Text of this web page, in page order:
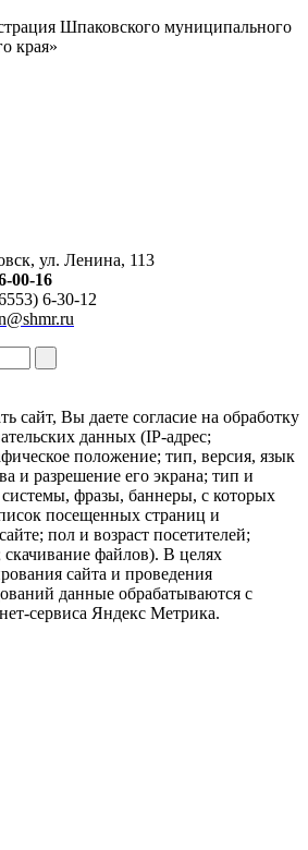
Шпаковского муниципального
края»
ул. Ленина, 113
00-16
6-30-12
сайт, Вы даете согласие на обработку
данных (IP-адрес;
положение; тип, версия, язык
и разрешение его экрана; тип и
фразы, баннеры, с которых
посещенных страниц и
пол и возраст посетителей;
скачивание файлов). В целях
сайта и проведения
данные обрабатываются с
сервиса Яндекс Метрика.